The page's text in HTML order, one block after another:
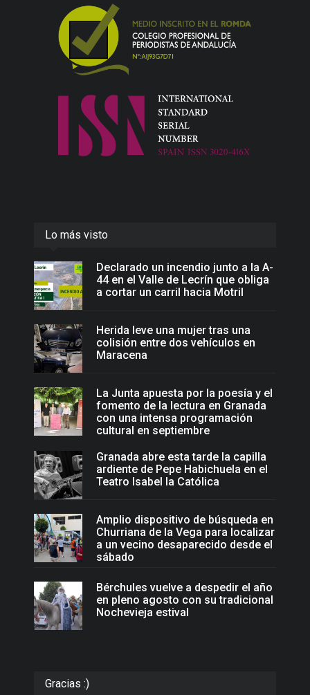
Lo más visto
Declarado un incendio junto a la A-
44 en el Valle de Lecrín que obliga
a cortar un carril hacia Motril
Herida leve una mujer tras una
colisión entre dos vehículos en
Maracena
La Junta apuesta por la poesía y el
fomento de la lectura en Granada
con una intensa programación
cultural en septiembre
Granada abre esta tarde la capilla
ardiente de Pepe Habichuela en el
Teatro Isabel la Católica
Amplio dispositivo de búsqueda en
Churriana de la Vega para localizar
a un vecino desaparecido desde el
sábado
Bérchules vuelve a despedir el año
en pleno agosto con su tradicional
Nochevieja estival
Gracias :)